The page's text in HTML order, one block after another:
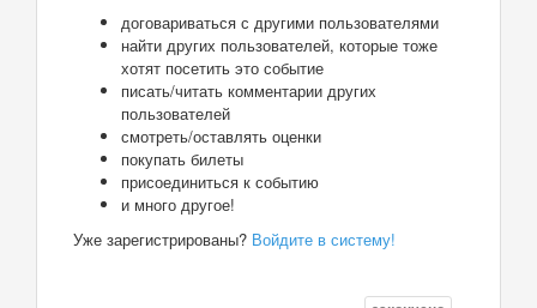
договариваться с другими пользователями
найти других пользователей, которые тоже
хотят посетить это событие
писать/читать комментарии других
пользователей
смотреть/оставлять оценки
покупать билеты
присоединиться к событию
и много другое!
Уже зарегистрированы? Войдите в систему!